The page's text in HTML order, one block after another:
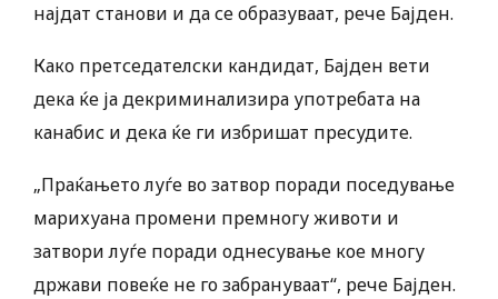
најдат станови и да се образуваат, рече Бајден.
Како претседателски кандидат, Бајден вети
дека ќе ја декриминализира употребата на
канабис и дека ќе ги избришат пресудите.
„Праќањето луѓе во затвор поради поседување
марихуана промени премногу животи и
затвори луѓе поради однесување кое многу
држави повеќе не го забрануваат“, рече Бајден.